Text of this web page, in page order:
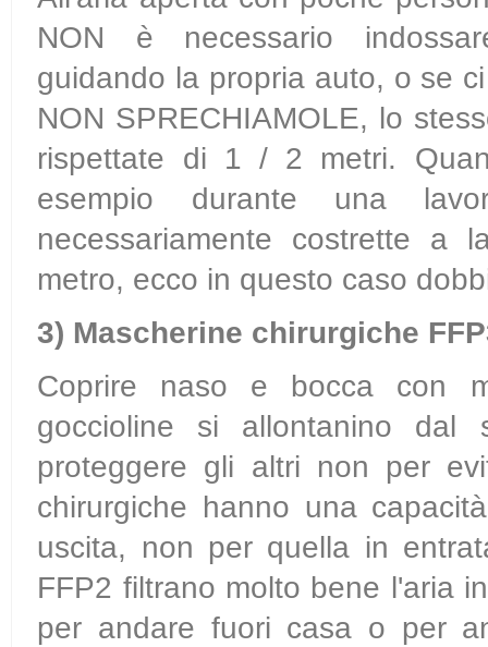
NON è necessario
guidando la propria auto, o se
NON SPRECHIAMOLE, lo
rispettate di 1 / 2 metri.
esempio durante una
necessariamente costrette a
metro, ecco in questo caso
3) Mascherine chirurgiche
Coprire naso e bocca con
goccioline si allontanino dal
proteggere gli altri non per
chirurgiche hanno una
uscita, non per quella in
FFP2 filtrano molto bene l'aria
per andare fuori casa o per